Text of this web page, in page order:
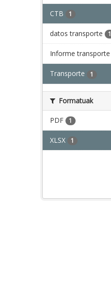
CTB 1
datos transporte 1
Informe transporte
Transporte 1
Formatuak
PDF 1
XLSX 1